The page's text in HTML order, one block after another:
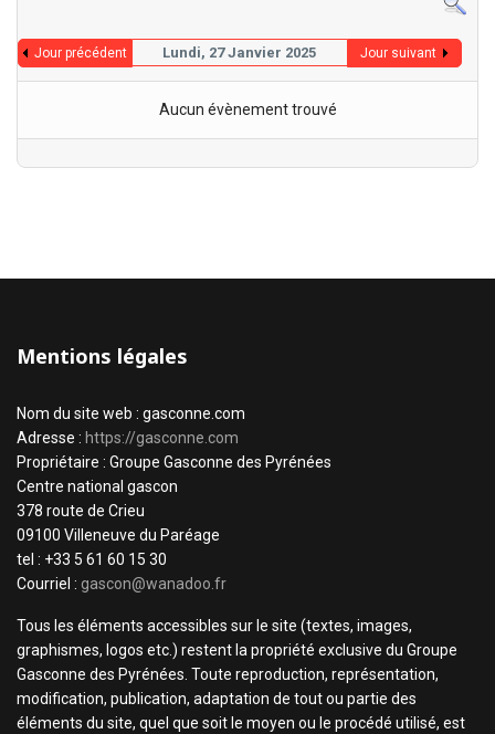
Jour précédent Lundi, 27 Janvier 2025 Jour suivant
Aucun évènement trouvé
Mentions légales
Nom du site web : gasconne.com
Adresse : https://gasconne.com
Propriétaire : Groupe Gasconne des Pyrénées
Centre national gascon
378 route de Crieu
09100 Villeneuve du Paréage
tel : +33 5 61 60 15 30
Courriel : gascon@wanadoo.fr
Tous les éléments accessibles sur le site (textes, images,
graphismes, logos etc.) restent la propriété exclusive du Groupe
Gasconne des Pyrénées. Toute reproduction, représentation,
modification, publication, adaptation de tout ou partie des
éléments du site, quel que soit le moyen ou le procédé utilisé, est